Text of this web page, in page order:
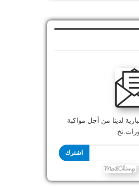
لدينا من أجل مواكبة
اشترك